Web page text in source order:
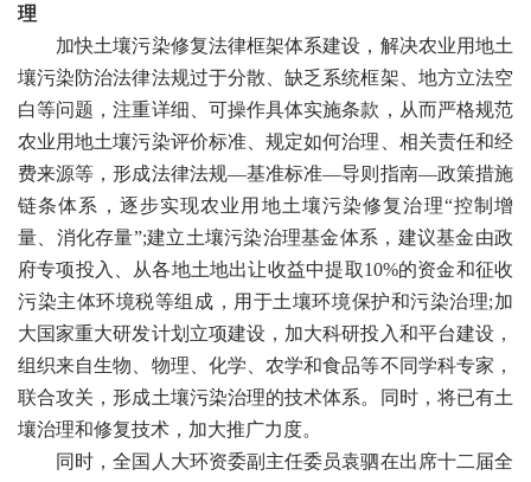
理
加快土壤污染修复法律框架体系建设，解决农业用地土
壤污染防治法律法规过于分散、缺乏系统框架、地方立法空
白等问题，注重详细、可操作具体实施条款，从而严格规范
农业用地土壤污染评价标准、规定如何治理、相关责任和经
费来源等，形成法律法规—基准标准—导则指南—政策措施
链条体系，逐步实现农业用地土壤污染修复治理“控制增
量、消化存量”;建立土壤污染治理基金体系，建议基金由政
府专项投入、从各地土地出让收益中提取10%的资金和征收
污染主体环境税等组成，用于土壤环境保护和污染治理;加
大国家重大研发计划立项建设，加大科研投入和平台建设，
组织来自生物、物理、化学、农学和食品等不同学科专家，
联合攻关，形成土壤污染治理的技术体系。同时，将已有土
壤治理和修复技术，加大推广力度。
同时，全国人大环资委副主任委员袁驷在出席十二届全